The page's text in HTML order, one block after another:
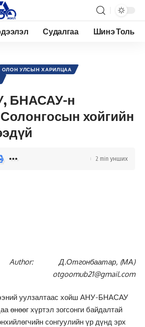
Судалгаа Шинэ Толь
ОЛОН УЛСЫН ХАРИЛЦАА
БНАСАУ-н
хойгийн
2 min унших
Author: Д.Отгонбаатар, (МА)
otgoomub21@gmail.com
уулзалтаас хойш АНУ-БНАСАУ
өнөөг хүртэл зогсонги байдалтай
сонгуулийн үр дүнд эрх